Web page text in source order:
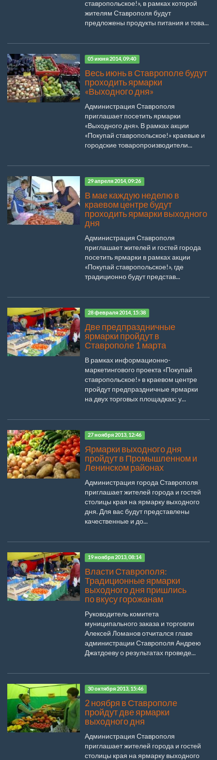
ставропольское!», в рамках которой
жителям Ставрополя будут
предложены продукты питания и това...
05 июня 2014, 09:40
Весь июнь в Ставрополе будут
проходить ярмарки
«Выходного дня»
Администрация Ставрополя
приглашает посетить ярмарки
«Выходного дня». В рамках акции
«Покупай ставропольское!» краевые и
городские товаропроизводители...
29 апреля 2014, 09:26
В мае каждую неделю в
краевом центре будут
проходить ярмарки выходного
дня
Администрация Ставрополя
приглашает жителей и гостей города
посетить ярмарки в рамках акции
«Покупай ставропольское!», где
традиционно будут представ...
28 февраля 2014, 15:38
Две предпраздничные
ярмарки пройдут в
Ставрополе 1 марта
В рамках информационно-
маркетингового проекта «Покупай
ставропольское!» в краевом центре
пройдут предпраздничные ярмарки
на двух торговых площадках: у...
27 ноября 2013, 12:46
Ярмарки выходного дня
пройдут в Промышленном и
Ленинском районах
Администрация города Ставрополя
приглашает жителей города и гостей
столицы края на ярмарку выходного
дня. Для вас будут представлены
качественные и до...
19 ноября 2013, 08:14
Власти Ставрополя:
Традиционные ярмарки
выходного дня пришлись
по вкусу горожанам
Руководитель комитета
муниципального заказа и торговли
Алексей Ломанов отчитался главе
администрации Ставрополя Андрею
Джатдоеву о результатах проведе...
30 октября 2013, 15:46
2 ноября в Ставрополе
пройдут две ярмарки
выходного дня
Администрация Ставрополя
приглашает жителей города и гостей
столицы края на ярмарку выходного